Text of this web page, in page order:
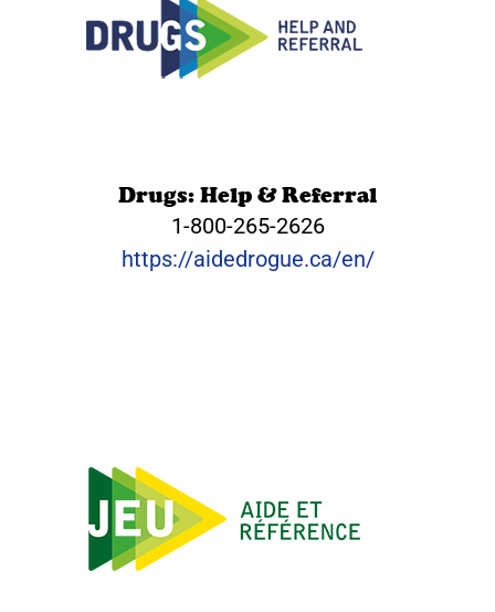
Drugs: Help & Referral
1-800-265-2626
https://aidedrogue.ca/en/